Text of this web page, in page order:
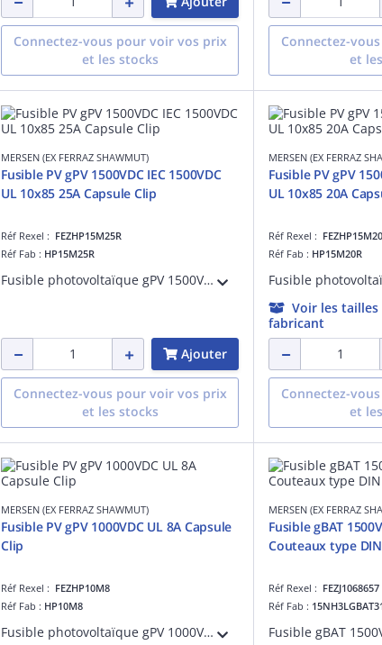
Connectez-vous pour voir vos prix
et les stocks
Connectez-
et
MERSEN (EX FERRAZ SHAWMUT)
Fusible PV gPV 1500VDC IEC 1500VDC
UL 10x85 25A Capsule Clip
Réf Rexel : FEZHP15M25R
Réf Fab : HP15M25R
Fusible photovoltaïque gPV 1500VDC IEC 1500VDC UL Taille 10x85 25A Avec Capsule Pour Clip
Ajouter
Connectez-vous pour voir vos prix
et les stocks
MERSEN (EX FERRAZ
Fusible PV gPV
UL 10x85 20A
Réf Rexel :
Réf Fab : HP15M20R
Voir les
fabricant
Connectez-
et
MERSEN (EX FERRAZ SHAWMUT)
Fusible PV gPV 1000VDC UL 8A Capsule
Clip
Réf Rexel : FEZHP10M8
Réf Fab : HP10M8
Fusible photovoltaïque gPV 1000VDC UL 8A Avec Capsule Pour Clip
MERSEN (EX FERRAZ
Fusible gBAT
Couteaux type
Réf Rexel : FEZJ1068657
Réf Fab :